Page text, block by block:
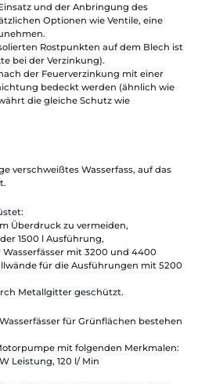
und der Anbringung des
Optionen wie Ventile, eine
Rostpunkten auf dem Blech ist
bei der Verzinkung).
der Feuerverzinkung mit einer
bedeckt werden (ähnlich wie
die gleiche Schutz wie
verschweißtes Wasserfass, auf das
Überdruck zu vermeiden,
1500 l Ausführung,
mit 3200 und 4400
für die Ausführungen mit 5200
Metallgitter geschützt.
für Grünflächen bestehen
mit folgenden Merkmalen:
Leistung, 120 l/ Min